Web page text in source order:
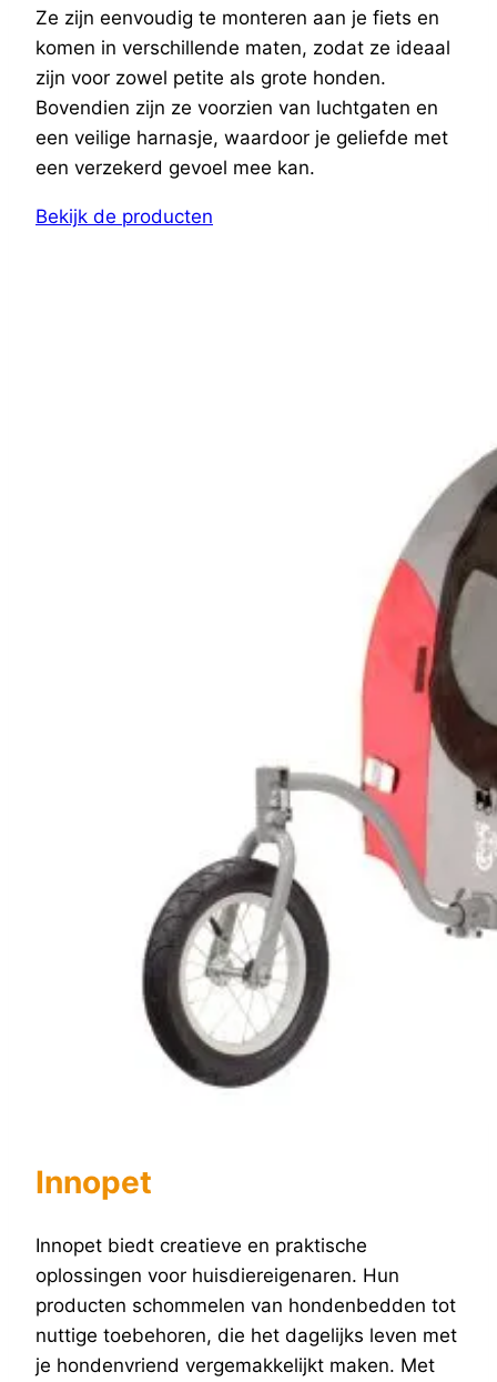
Ze zijn eenvoudig te monteren aan je fiets en
komen in verschillende maten, zodat ze ideaal
zijn voor zowel petite als grote honden.
Bovendien zijn ze voorzien van luchtgaten en
een veilige harnasje, waardoor je geliefde met
een verzekerd gevoel mee kan.
Bekijk de producten
Innopet
Innopet biedt creatieve en praktische
oplossingen voor huisdiereigenaren. Hun
producten schommelen van hondenbedden tot
nuttige toebehoren, die het dagelijks leven met
je hondenvriend vergemakkelijkt maken. Met